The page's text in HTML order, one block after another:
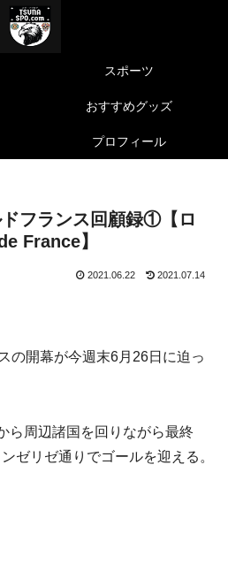
スポーツ
おすすめグッズ
プロフィール
ドフランス回顧録①【ロ
France】
2021.06.22 2021.07.14
の開幕が今週末6月26日に迫っ
ら周辺諸国を回りながら最終
ゼリゼ通りでゴールを迎える。